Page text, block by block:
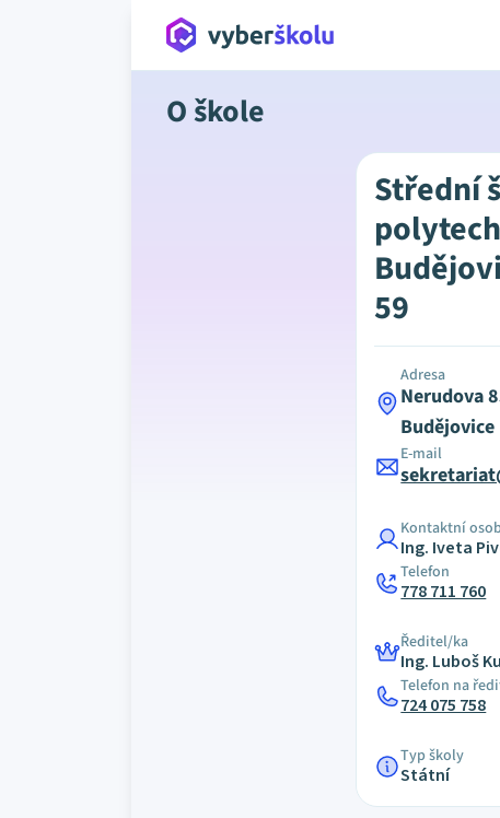
O škole
Střední
59
Adresa
Nerudova
Budějovice
E-mail
Kontaktní
Ing. Iveta
Telefon
778 711 760
Ředitel/ka
Ing. Luboš
Telefon na
724 075 758
Typ školy
Státní